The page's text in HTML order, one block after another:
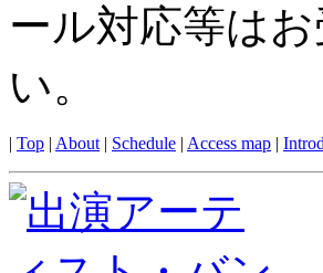
ール対応等は
い。
| Top | About | Schedule | Access map |